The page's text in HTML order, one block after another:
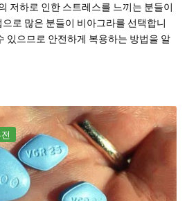
저하로 인한 스트레스를 느끼는 분들이
로 많은 분들이 비아그라를 선택합니
있으므로 안전하게 복용하는 방법을 알